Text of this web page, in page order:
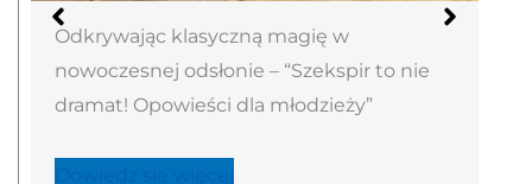
Magiczna skrzynka pełna
MUMINKOWYCH skarbów – “Poczta z
Doliny Muminków” zachwyca małych